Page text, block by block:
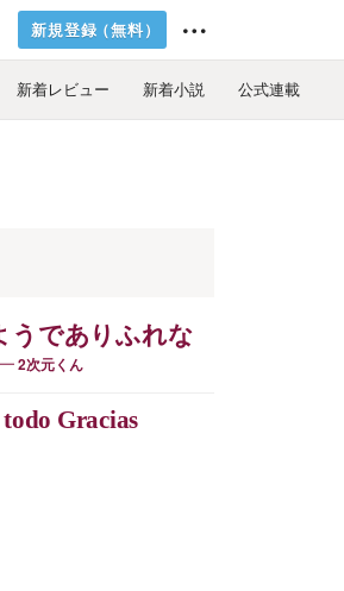
新規登録（無料）
新着レビュー 新着小説 公式連載
うでありふれな
2次元くん
Gracias